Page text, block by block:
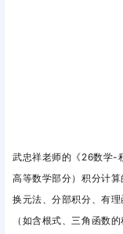
武忠祥老师的《26数学-
高等数学部分）积分计
换元法、分部积分、有理
（如含根式、三角函数